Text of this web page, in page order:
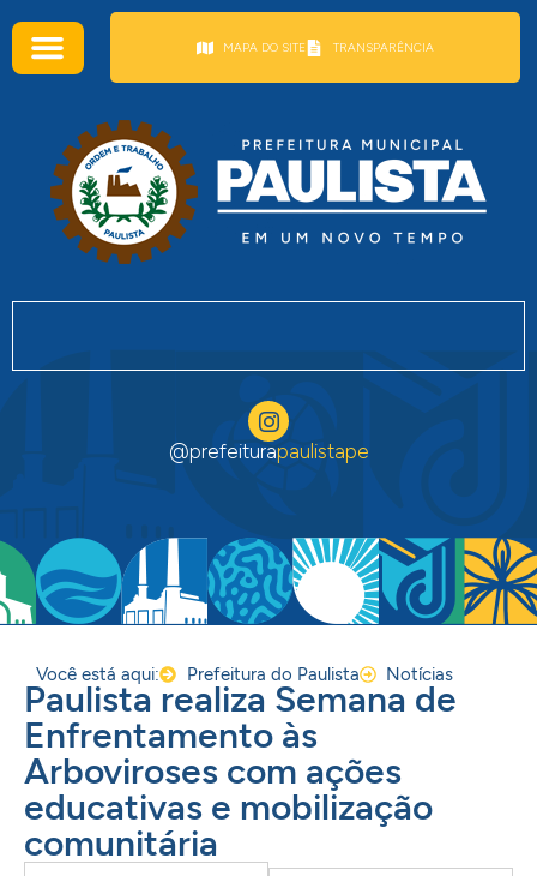
MAPA DO SITE TRANSPARÊNCIA
@prefeiturapaulistape
Você está aqui: Prefeitura do Paulista Notícias
Paulista realiza Semana de
Enfrentamento às
Arboviroses com ações
educativas e mobilização
comunitária